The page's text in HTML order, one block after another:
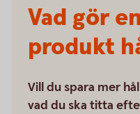
Vad gör
produkt
Vill du spara mer
vad du ska titta